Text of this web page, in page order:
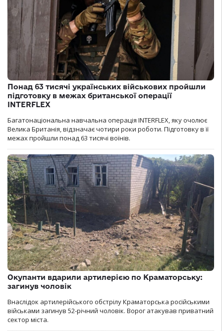
Понад 63 тисячі українських військових пройшли
підготовку в межах британської операції
INTERFLEX
Багатонаціональна навчальна операція INTERFLEX, яку очолює
Велика Британія, відзначає чотири роки роботи. Підготовку в її
межах пройшли понад 63 тисячі воїнів.
Окупанти вдарили артилерією по Краматорську:
загинув чоловік
Внаслідок артилерійського обстрілу Краматорська російськими
військами загинув 52-річний чоловік. Ворог атакував приватний
сектор міста.